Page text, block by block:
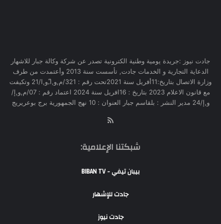
جادت نيوز :جريدة يومية وطنية الكترونية تصدر عن شركة وكالة جبار للاشهار
الدعاية التجارية و الخدمات جادت, تأسست سنة 2013 وأعتمدت من طرف
وزارة الاتصال بتاريخ:11أفريل سنة 2021تحت رقم : 321/م,و,ا,ّو,ا/21 وتكيفت
مع قانون الاعلام 2023 بتاريخ : 16افريل سنة 2024 اعتماد رقم : 07/م,و,إ/
و,إ/24 مدير النشر : بلقاسم جبار العنوان : 10 نهج الجمهورية برج بوعريريج
شبكتنا الإعلامية:
بيبان تيفي - BIBAN TV
جادت للإشهار
جادت نيوز